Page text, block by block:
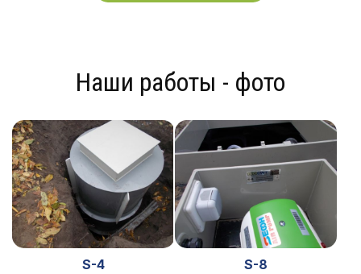
Наши работы - фото
S-4 S-8